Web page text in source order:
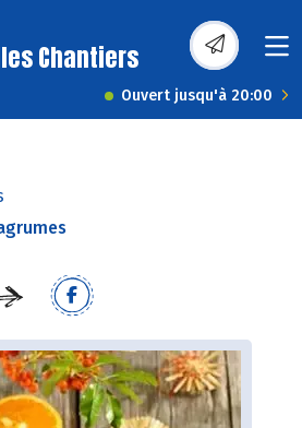
Chantiers
Ouvert jusqu'à 20:00